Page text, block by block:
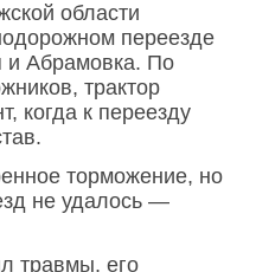
области
переезде
и Абрамовка. По
трактор
когда к переезду
торможение, но
не удалось —
травмы, его